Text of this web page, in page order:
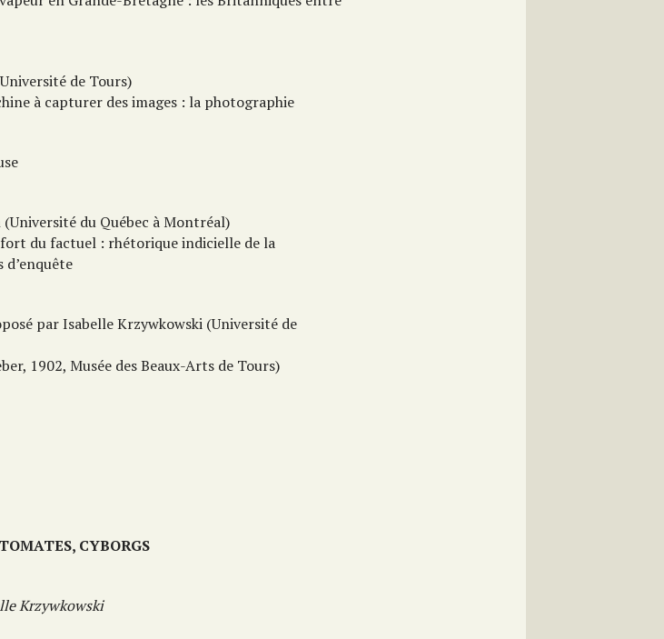
de Tours)
à capturer des images : la photographie
du Québec à Montréal)
du factuel : rhétorique indicielle de la
par Isabelle Krzywkowski (Université de
1902, Musée des Beaux-Arts de Tours)
CYBORGS
Krzywkowski